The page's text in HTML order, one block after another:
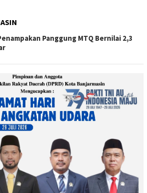
Panggung MTQ Bernilai 2,3